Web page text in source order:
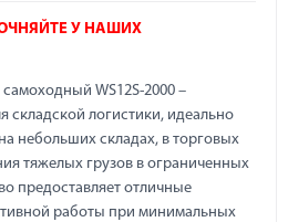
У НАШИХ
WS12S-2000 –
складской логистики, идеально
небольших складах, в торговых
тяжелых грузов в ограниченных
предоставляет отличные
работы при минимальных